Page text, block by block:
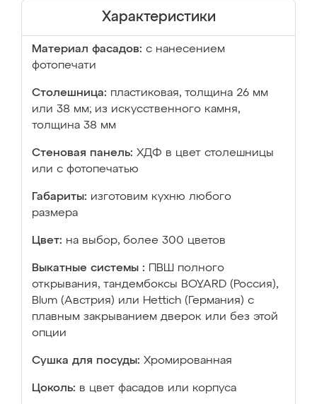
Характеристики
Материал фасадов: с нанесением
фотопечати
Столешница: пластиковая, толщина 26 мм
или 38 мм; из искусственного камня,
толщина 38 мм
Стеновая панель: ХДФ в цвет столешницы
или с фотопечатью
Габариты: изготовим кухню любого
размера
Цвет: на выбор, более 300 цветов
Выкатные системы :
ПВШ полного
открывания, тандембоксы BOYARD (Россия),
Blum (Австрия) или Hettich (Германия) с
плавным закрыванием дверок или без этой
опции
Сушка для посуды: Хромированная
Цоколь: в цвет фасадов или корпуса